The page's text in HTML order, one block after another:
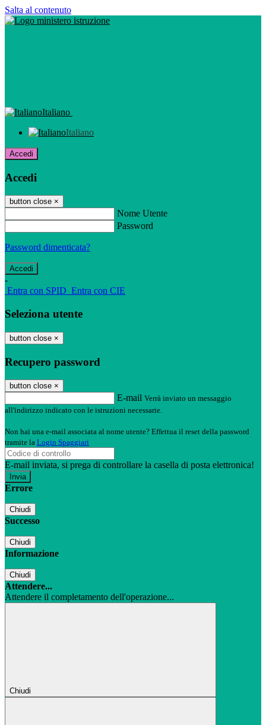
Salta al contenuto
Italiano
Italiano
Accedi
Accedi
button close ×
Nome Utente
Password
Password dimenticata?
-
Entra con SPID Entra con CIE
Seleziona utente
button close ×
Recupero password
button close ×
E-mail Verrà inviato un messaggio
all'indirizzo indicato con le istruzioni necessarie.
Non hai una e-mail associata al nome utente? Effettua il reset della password
tramite la Login Spaggiari
E-mail inviata, si prega di controllare la casella di posta elettronica!
Errore
Chiudi
Successo
Chiudi
Informazione
Chiudi
Attendere...
Attendere il completamento dell'operazione...
Chiudi